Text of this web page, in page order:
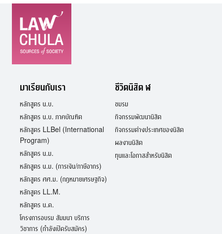
มาเรียนกับเรา
หลักสูตร น.บ.
หลักสูตร น.บ. ภาคบัณฑิต
หลักสูตร LLBel (International
Program)
หลักสูตร น.ม.
หลักสูตร น.ม. (การเงิน/ภาษีอากร)
หลักสูตร ศศ.ม. (กฎหมายเศรษฐกิจ)
หลักสูตร LL.M.
หลักสูตร น.ด.
โครงการอบรม สัมมนา บริการ
วิชาการ (กำลังเปิดรับสมัคร)
ชีวิตนิสิต ฬ
ชมรม
กิจกรรมพัฒนานิสิต
กิจกรรมต่างประเทศของนิสิต
ผลงานนิสิต
ทุนและโอกาสสำหรับนิสิต